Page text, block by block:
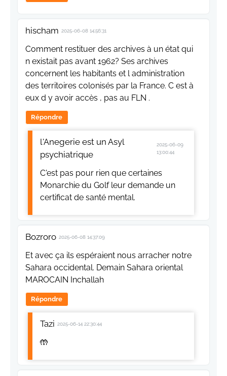
hischam 2025-06-08 14:56:31
Comment restituer des archives à un état qui
n existait pas avant 1962? Ses archives
concernent les habitants et l administration
des territoires colonisés par la France. C est à
eux d y avoir accès , pas au FLN .
Répondre
l'Anegerie est un Asyl
psychiatrique
2025-06-09
13:00:44
C'est pas pour rien que certaines
Monarchie du Golf leur demande un
certificat de santé mental.
Bozroro 2025-06-08 14:37:09
Et avec ça ils espéraient nous arracher notre
Sahara occidental. Demain Sahara oriental
MAROCAIN Inchallah
Répondre
Tazi 2025-06-14 22:30:44
🤲